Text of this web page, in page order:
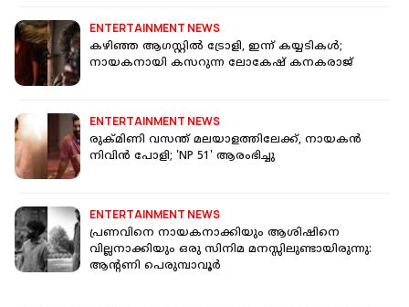
ENTERTAINMENT NEWS
കഴിഞ്ഞ ആഗസ്റ്റിൽ ട്രോളി, ഇന്ന് കയ്യടികൾ;
നായകനായി കസറുന്ന ലോകേഷ് കനകരാജ്
ENTERTAINMENT NEWS
രുക്മിണി വസന്ത് മലയാളത്തിലേക്ക്, നായകൻ
നിവിൻ പോളി; 'NP 51' ആരംഭിച്ചു
ENTERTAINMENT NEWS
പ്രണവിനെ നായകനാക്കിയും ആശിഷിനെ
വില്ലനാക്കിയും ഒരു സിനിമ മനസ്സിലുണ്ടായിരുന്നു:
ആന്റണി പെരുമ്പാവൂർ